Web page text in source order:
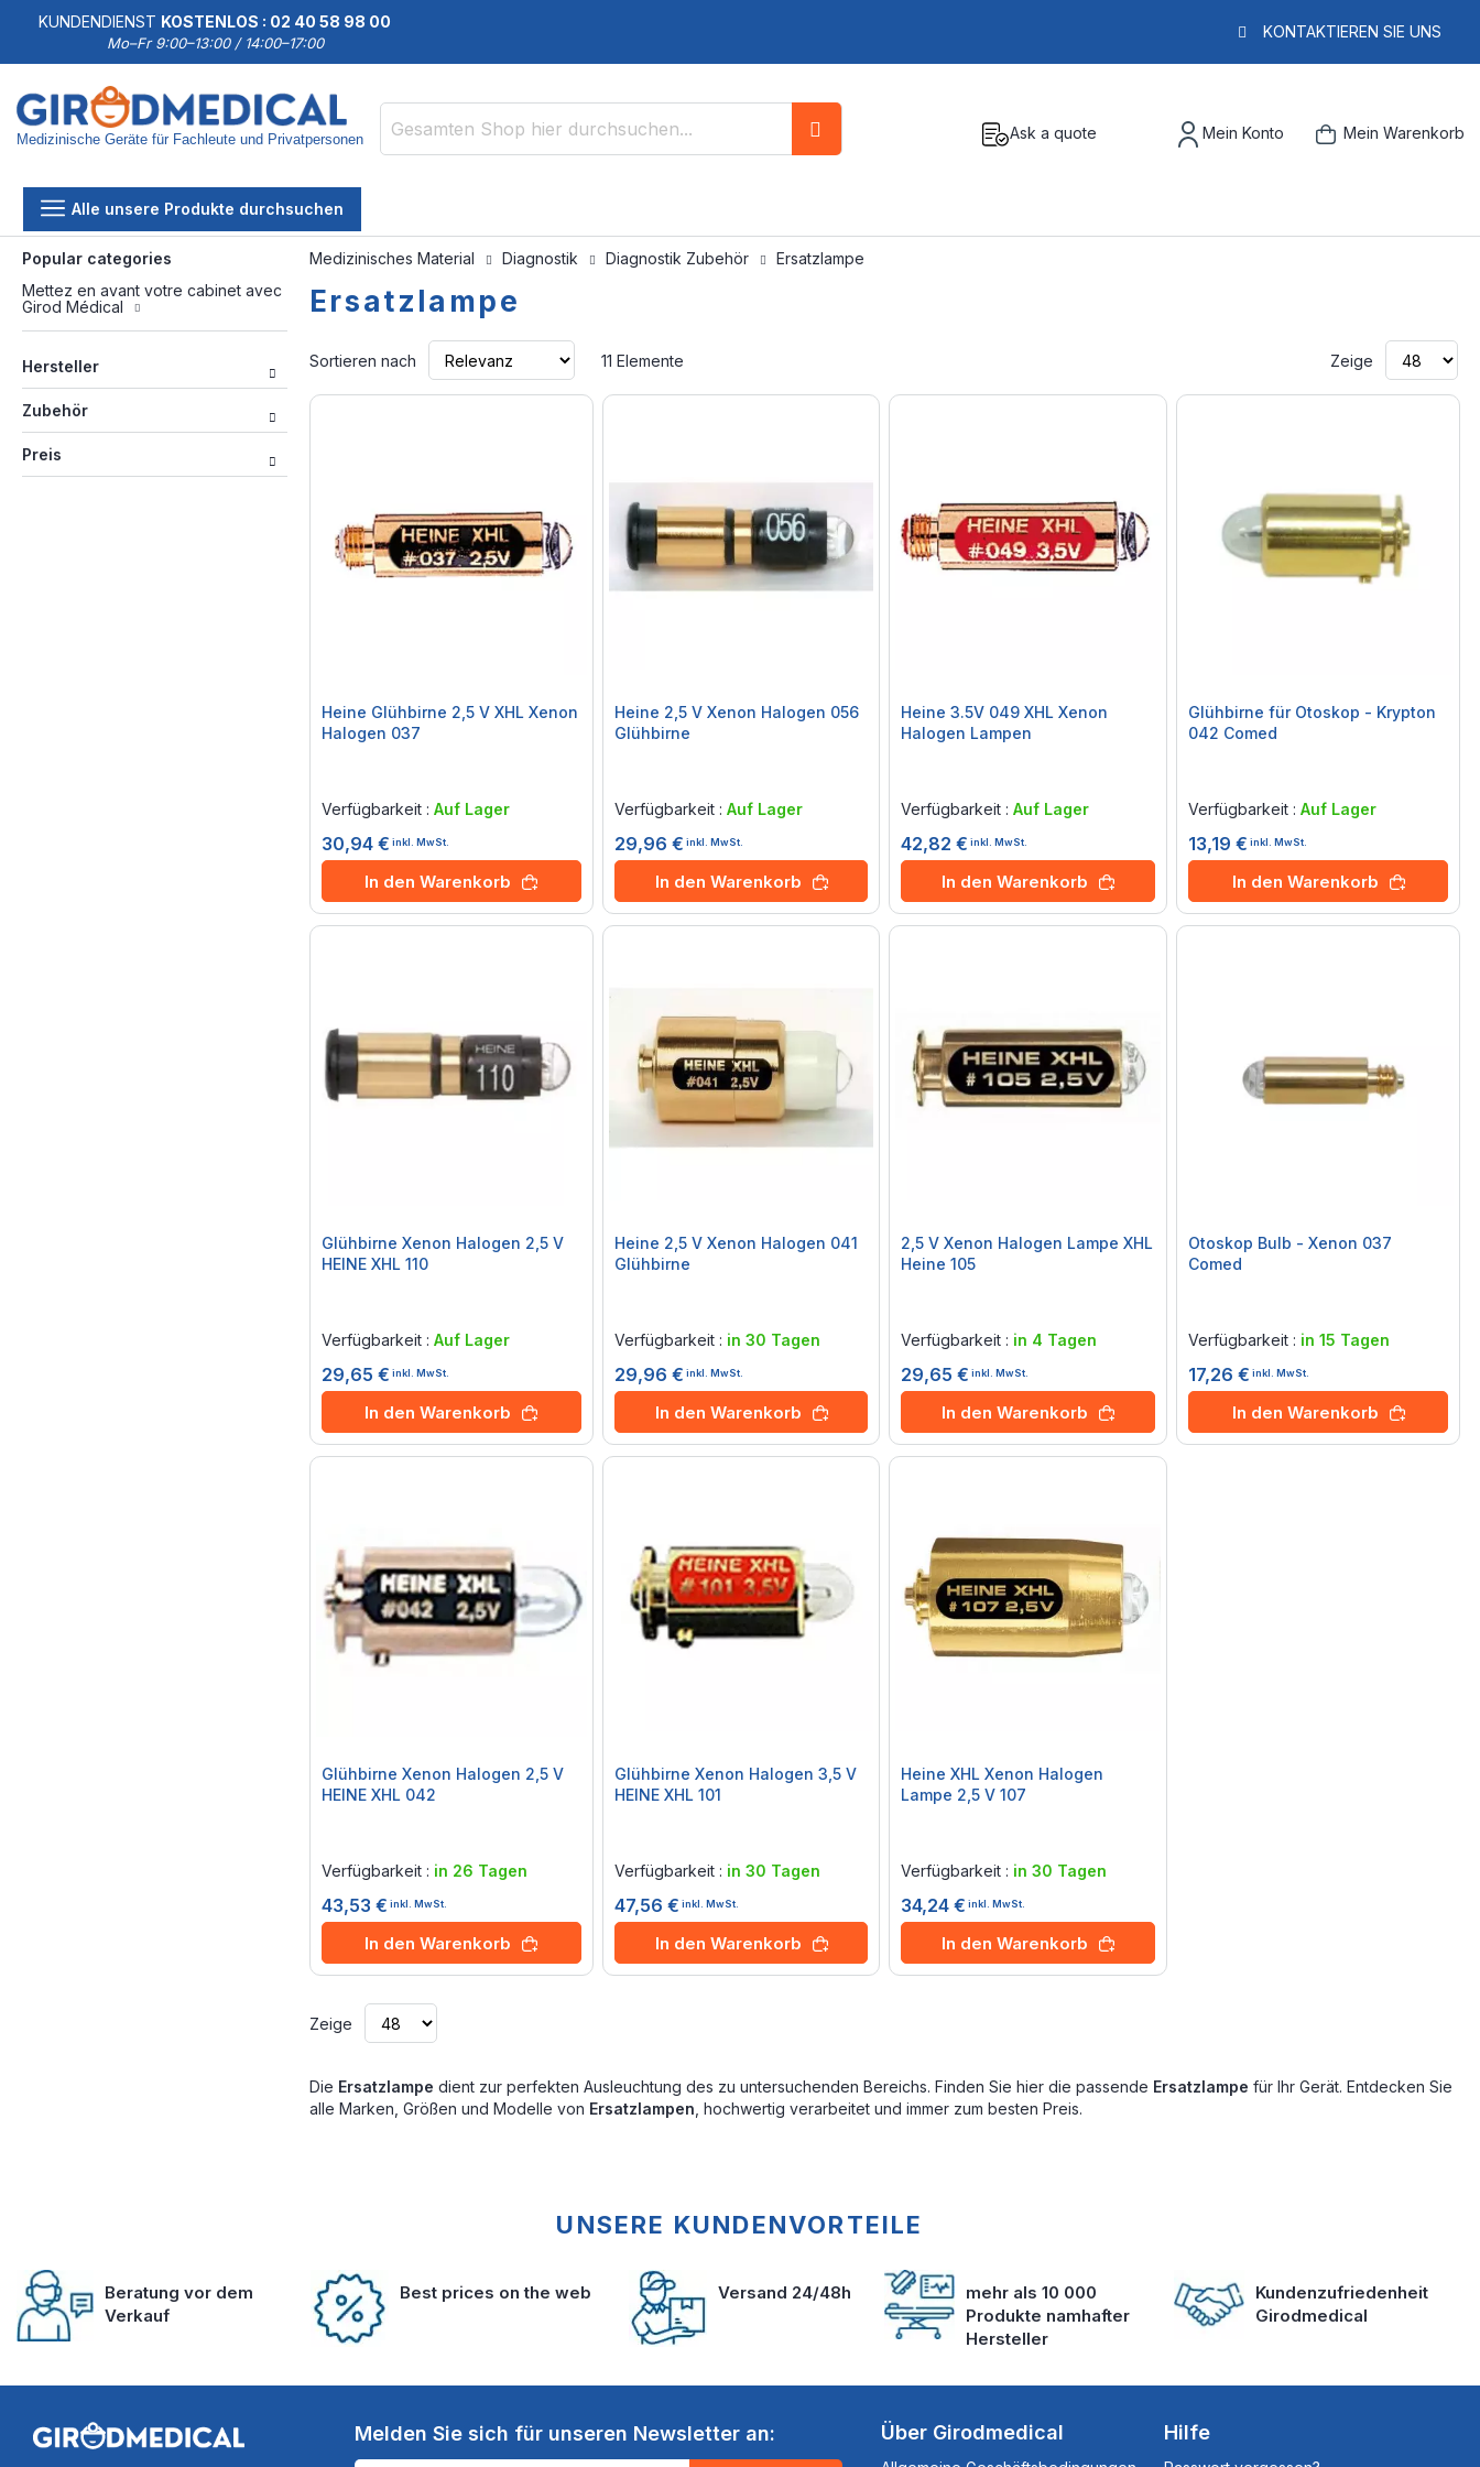
KUNDENDIENST KOSTENLOS : 02 40 58 98 00
Mo–Fr 9:00–13:00 / 14:00–17:00
KONTAKTIEREN SIE UNS
Medizinische Geräte für Fachleute und Privatpersonen Ask a quote Mein Konto Mein Warenkorb
Alle unsere Produkte durchsuchen
Medizinisches Material Diagnostik Diagnostik Zubehör Ersatzlampe
Ersatzlampe
Sortieren nach
sortieren
11 Elemente Zeige
Heine Glühbirne 2,5 V XHL Xenon
Halogen 037
Verfügbarkeit : Auf Lager
30,94 € inkl. MwSt.
In den Warenkorb
Heine 2,5 V Xenon Halogen 056
Glühbirne
Verfügbarkeit : Auf Lager
29,96 € inkl. MwSt.
In den Warenkorb
Heine 3.5V 049 XHL Xenon
Halogen Lampen
Verfügbarkeit :Auf Lager
42,82 € inkl. MwSt.
In den Warenkorb
Glühbirne für Otoskop - Krypton
042 Comed
Verfügbarkeit :Auf Lager
13,19 € inkl. MwSt.
In den Warenkorb
Glühbirne Xenon Halogen 2,5 V
HEINE XHL 110
Verfügbarkeit : Auf Lager
29,65 € inkl. MwSt.
In den Warenkorb
Heine 2,5 V Xenon Halogen 041
Glühbirne
Verfügbarkeit : in 30 Tagen
29,96 € inkl. MwSt.
In den Warenkorb
2,5 V Xenon Halogen Lampe XHL
Heine 105
Verfügbarkeit : in 4 Tagen
29,65 € inkl. MwSt.
In den Warenkorb
Otoskop Bulb - Xenon 037
Comed
Verfügbarkeit : in 15 Tagen
17,26 € inkl. MwSt.
In den Warenkorb
Glühbirne Xenon Halogen 2,5 V
HEINE XHL 042
Verfügbarkeit : in 26 Tagen
43,53 € inkl. MwSt.
In den Warenkorb
Glühbirne Xenon Halogen 3,5 V
HEINE XHL 101
Verfügbarkeit : in 30 Tagen
47,56 € inkl. MwSt.
In den Warenkorb
Heine XHL Xenon Halogen
Lampe 2,5 V 107
Verfügbarkeit : in 30 Tagen
34,24 € inkl. MwSt.
In den Warenkorb
Zeige
Die Ersatzlampe dient zur perfekten Ausleuchtung des zu untersuchenden Bereichs. Finden Sie hier die passende Ersatzlampe für Ihr Gerät. Entdecken Sie
alle Marken, Größen und Modelle von Ersatzlampen , hochwertig verarbeitet und immer zum besten Preis.
Popular categories
Mettez en avant votre cabinet avec
Girod Médical
Hersteller
Zubehör
Preis
UNSERE KUNDENVORTEILE
Beratung vor dem
Verkauf
Best prices on the web Versand 24/48h
mehr als 10 000
Produkte namhafter
Hersteller
Kundenzufriedenheit
Girodmedical
Melden Sie sich für unseren Newsletter an: Über Girodmedical Hilfe